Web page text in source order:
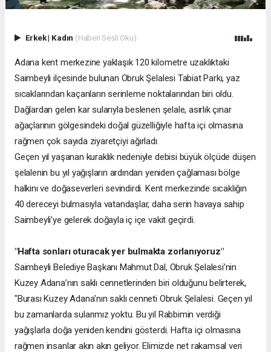
Erkek| Kadın (Haberi Sesli Oku)
Adana kent merkezine yaklaşık 120 kilometre uzaklıktaki
Saimbeyli ilçesinde bulunan Obruk Şelalesi Tabiat Parkı, yaz
sıcaklarından kaçanların serinleme noktalarından biri oldu.
Dağlardan gelen kar sularıyla beslenen şelale, asırlık çınar
ağaçlarının gölgesindeki doğal güzelliğiyle hafta içi olmasına
rağmen çok sayıda ziyaretçiyi ağırladı.
Geçen yıl yaşanan kuraklık nedeniyle debisi büyük ölçüde düşen
şelalenin bu yıl yağışların ardından yeniden çağlaması bölge
halkını ve doğaseverleri sevindirdi. Kent merkezinde sıcaklığın
40 dereceyi bulmasıyla vatandaşlar, daha serin havaya sahip
Saimbeyli’ye gelerek doğayla iç içe vakit geçirdi.
"Hafta sonları oturacak yer bulmakta zorlanıyoruz"
Saimbeyli Belediye Başkanı Mahmut Dal, Obruk Şelalesi’nin
Kuzey Adana’nın saklı cennetlerinden biri olduğunu belirterek,
"Burası Kuzey Adana’nın saklı cenneti Obruk Şelalesi. Geçen yıl
bu zamanlarda sularımız yoktu. Bu yıl Rabbimin verdiği
yağışlarla doğa yeniden kendini gösterdi. Hafta içi olmasına
rağmen insanlar akın akın geliyor. Elimizde net rakamsal veri